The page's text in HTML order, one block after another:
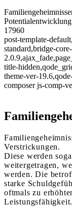
17960
post-template-
standard,bridge-core-
title-
theme-ver-
composer js-comp-
Verstrickungen.
Diese werden
weitergetragen,
werden. Die
starke
oftmals zu